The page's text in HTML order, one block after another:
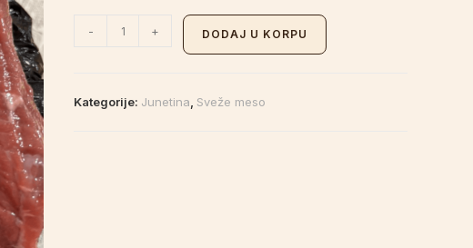
- + DODAJ U KORPU
Kategorije: Junetina Sveže meso